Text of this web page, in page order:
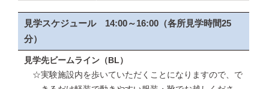
見学スケジュール 14:00～16:00（各所見学時間25
分）
見学先ビームライン（BL）
☆実験施設内を歩いていただくことになりますので、で